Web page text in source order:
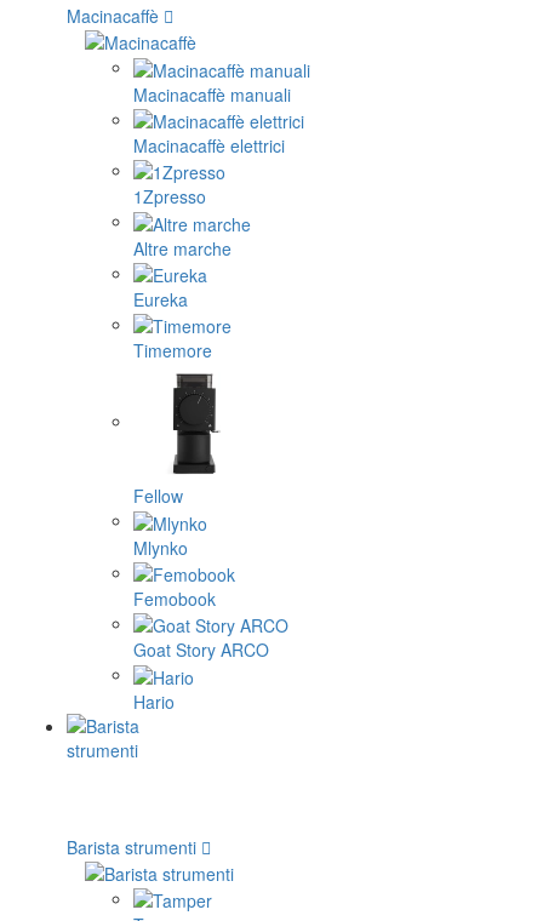
Macinacaffè
Macinacaffè manuali
Macinacaffè elettrici
1Zpresso
Altre marche
Eureka
Timemore
Fellow
Mlynko
Femobook
Goat Story ARCO
Hario
Barista strumenti